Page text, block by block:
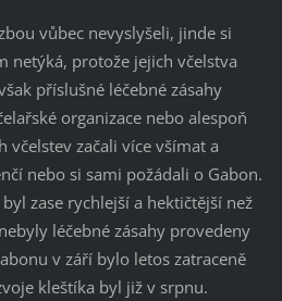
vůbec nevyslyšeli, jinde si
netýká, protože jejich včelstva
příslušné léčebné zásahy
organizace nebo alespoň
včelstev začali více všímat a
nebo si sami požádali o Gabon.
zase rychlejší a hektičtější než
léčebné zásahy provedeny
v září bylo letos zatraceně
kleštíka byl již v srpnu.